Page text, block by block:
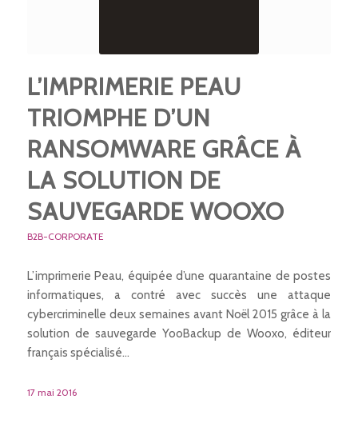
L’IMPRIMERIE PEAU
TRIOMPHE D’UN
RANSOMWARE GRÂCE À
LA SOLUTION DE
SAUVEGARDE WOOXO
B2B-CORPORATE
L’imprimerie Peau, équipée d’une quarantaine de postes
informatiques, a contré avec succès une attaque
cybercriminelle deux semaines avant Noël 2015 grâce à la
solution de sauvegarde YooBackup de Wooxo, éditeur
français spécialisé…
17 mai 2016